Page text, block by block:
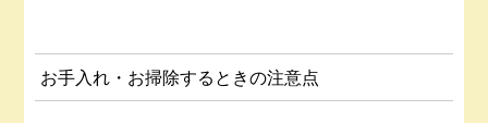
お手入れ・お掃除するときの注意点